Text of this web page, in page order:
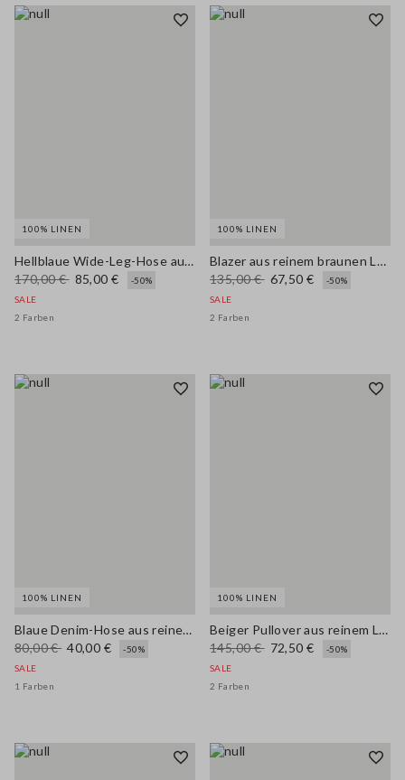
100% LINEN
Hellblaue Wide-Leg-Hose aus reinem Leinen
170,00 € 85,00 €
-50%
SALE
2 Farben
100% LINEN
Blazer aus reinem braunen Leinen regular fit
135,00 € 67,50 €
-50%
SALE
2 Farben
100% LINEN
Blaue Denim-Hose aus reinem Leinen mit weitem Bein
80,00 € 40,00 €
-50%
SALE
1 Farben
100% LINEN
Beiger Pullover aus reinem Leinen mit Polokragen im Regular Fit
145,00 € 72,50 €
-50%
SALE
2 Farben